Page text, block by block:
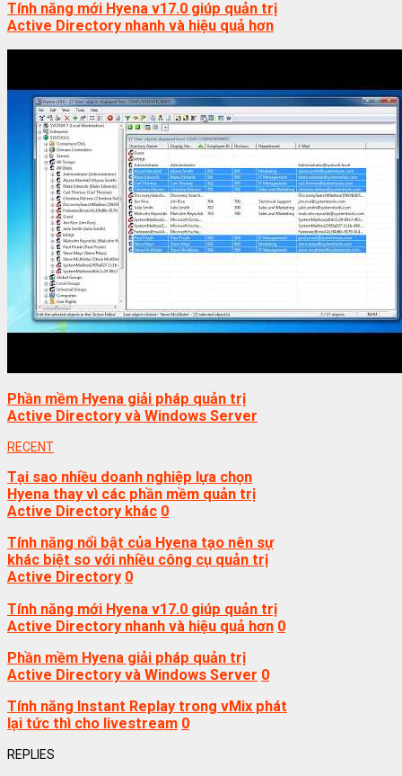
Tính năng mới Hyena v17.0 giúp quản trị
Active Directory nhanh và hiệu quả hơn
Phần mềm Hyena giải pháp quản trị
Active Directory và Windows Server
RECENT
Tại sao nhiều doanh nghiệp lựa chọn
Hyena thay vì các phần mềm quản trị
Active Directory khác 0
Tính năng nổi bật của Hyena tạo nên sự
khác biệt so với nhiều công cụ quản trị
Active Directory 0
Tính năng mới Hyena v17.0 giúp quản trị
Active Directory nhanh và hiệu quả hơn 0
Phần mềm Hyena giải pháp quản trị
Active Directory và Windows Server 0
Tính năng Instant Replay trong vMix phát
lại tức thì cho livestream 0
REPLIES